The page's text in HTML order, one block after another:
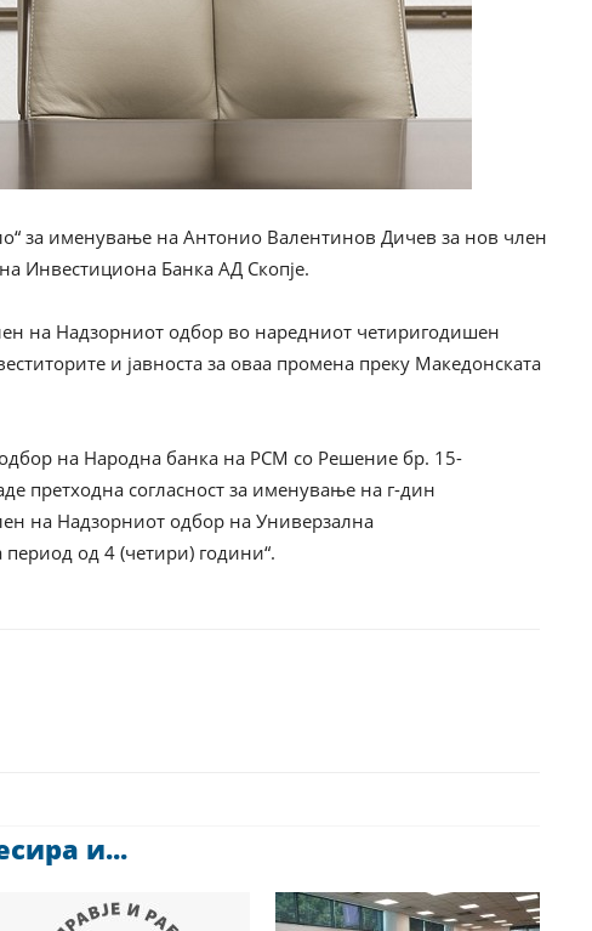
за именување на Антонио Валентинов Дичев за нов член
Инвестициона Банка АД Скопје.
на Надзорниот одбор во наредниот четиригодишен
и јавноста за оваа промена преку Македонската
на Народна банка на РСМ со Решениe бр. 15-
претходна согласност за именување на г-дин
на Надзорниот одбор на Универзална
од 4 (четири) години“.
и...